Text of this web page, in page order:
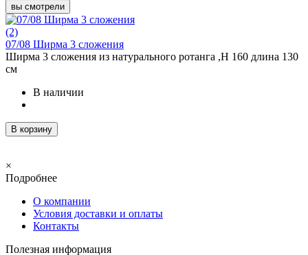
вы смотрели
(2)
07/08 Ширма 3 сложения
Ширма 3 сложения из натурального ротанга ,Н 160 длина 130
см
В наличии
В корзину
×
Подробнее
О компании
Условия доставки и оплаты
Контакты
Полезная информация